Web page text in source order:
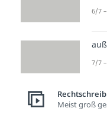
6/7
7/7
Meist groß